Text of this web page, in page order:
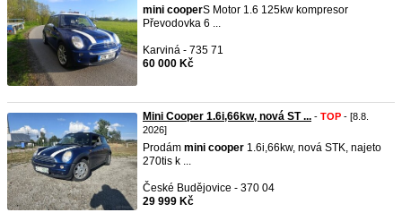
mini cooperS Motor 1.6 125kw kompresor
Převodovka 6 ...
Karviná - 735 71
60 000 Kč
Mini Cooper 1.6i,66kw, nová ST ... - TOP - [8.8.
2026]
Prodám mini cooper 1.6i,66kw, nová STK, najeto
270tis k ...
České Budějovice - 370 04
29 999 Kč